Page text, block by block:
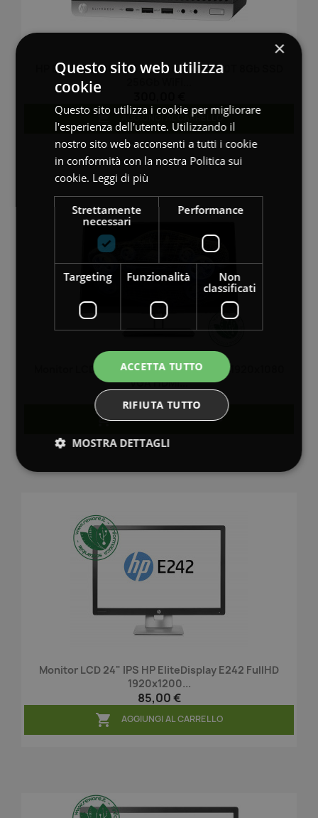
HP EliteDesk 800 G5 Mini Core I5-9500T 8Gb SSD
 AGGIUNGI AL CARRELLO
Monitor LCD 23" IPS HP Z23n G2 FullHD 1920x1080
VGA HDMI...
 AGGIUNGI AL CARRELLO
Monitor LCD 24" IPS HP EliteDisplay E242 FullHD
1920x1200...
85,00 €
 AGGIUNGI AL CARRELLO
×
Questo sito web utilizza
cookie
Questo sito utilizza i cookie per migliorare
l'esperienza dell'utente. Utilizzando il
nostro sito web acconsenti a tutti i cookie
in conformità con la nostra Politica sui
cookie. Leggi di più
Strettamente
necessari
Performance
Targeting Funzionalità
Non
classificati
ACCETTA TUTTO
RIFIUTA TUTTO
MOSTRA DETTAGLI